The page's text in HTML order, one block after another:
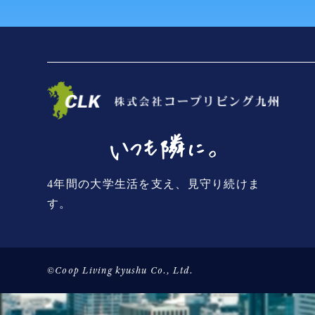
4年間の大学生活を支え、見守り続けま
す。
©Coop Living kyushu Co., Ltd.